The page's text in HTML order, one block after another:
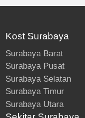
Kost Surabaya
Surabaya Barat
Surabaya Pusat
Surabaya Selatan
Surabaya Timur
Surabaya Utara